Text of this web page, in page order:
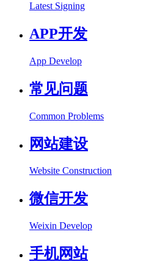
Latest Signing
APP开发
App Develop
常见问题
Common Problems
网站建设
Website Construction
微信开发
Weixin Develop
手机网站